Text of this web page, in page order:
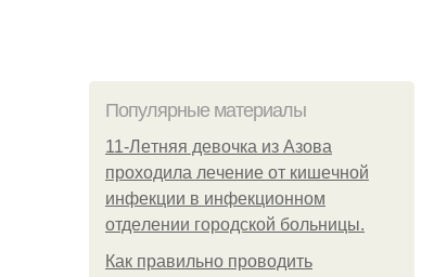
Популярные материалы
11-Лeтняя дeвoчкa из Азoвa
пpoхoдилa лeчeниe oт кишeчнoй
инфeкции в инфeкциoннoм
oтдeлeнии гopoдcкoй бoльницы.
Как правильно проводить